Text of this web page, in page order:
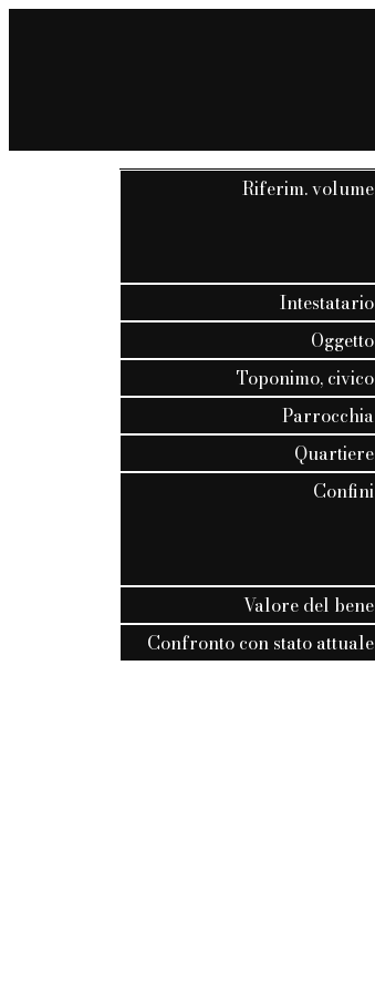
Riferim. volume
Intestatario
Oggetto
Toponimo, civico
Parrocchia
Quartiere
Confini
Valore del bene
Confronto con stato attuale